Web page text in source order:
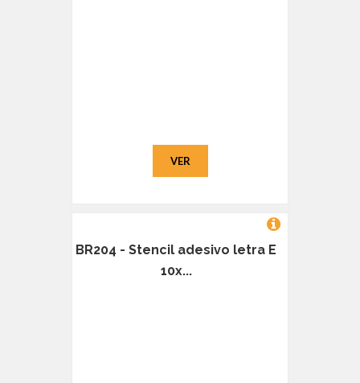
VER
BR204 - Stencil adesivo letra E
10x...